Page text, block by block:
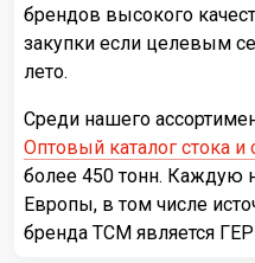
брендов высокого
закупки если целевым
лето.
Среди нашего
Оптовый каталог стока и
более 450 тонн.
Европы, в том числе
бренда TCM является